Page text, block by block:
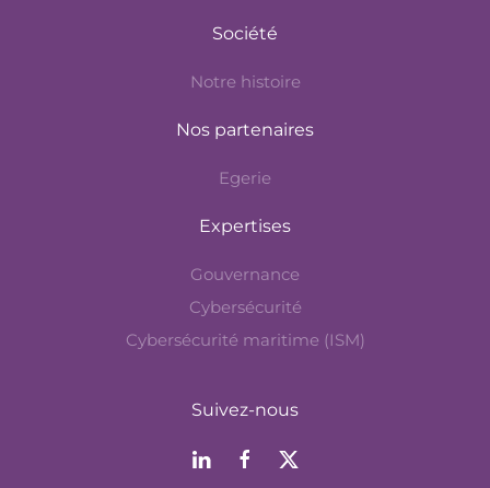
Société
Notre histoire
Nos partenaires
Egerie
Expertises
Gouvernance
Cybersécurité
Cybersécurité maritime (ISM)
Suivez-nous